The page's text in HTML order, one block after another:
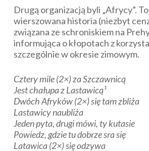
Drugą organizacją byli „Afrycy”.
wierszowana historia (niezbyt
związana ze schroniskiem na
informująca o kłopotach z
szczególnie w okresie zimowym.
Cztery mile (2×) za Szczawnicą
Jest chałupa z Lastawicą¹
Dwóch Afryków (2×) się tam zbliża
Lastawicy naubliża
Jeden pyta, drugi mówi, ty kutasie
Powiedz, gdzie tu dobrze sra się
Latawica (2×) się odzywa